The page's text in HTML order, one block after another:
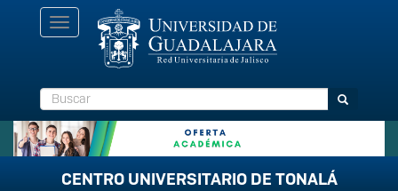
Toggle
navigation
Buscar Buscar
CENTRO UNIVERSITARIO DE TONALÁ